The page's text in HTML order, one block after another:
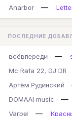
Anarbor
—
ПОСЛЕДНИЕ
всёвпереди —
Mc Rafa 22, DJ DR
Артём Рудинский
DOMAAI music
—
Varbel
—